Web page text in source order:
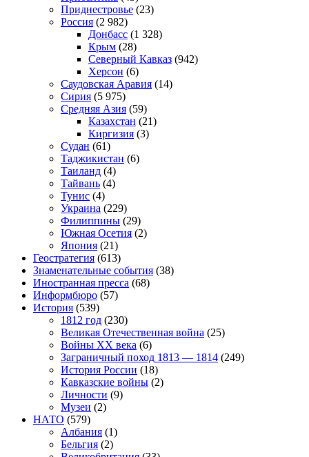
Приднестровье (23)
Россия (2 982)
Донбасс (1 328)
Крым (28)
Северный Кавказ (942)
Херсон (6)
Саудовская Аравия (14)
Сирия (5 975)
Средняя Азия (59)
Казахстан (21)
Киргизия (3)
Судан (61)
Таджикистан (6)
Таиланд (4)
Тайвань (4)
Тунис (4)
Украина (229)
Филиппины (29)
Южная Осетия (2)
Япония (21)
Геостратегия (613)
Знаменательные события (38)
Иностранная пресса (68)
Информбюро (57)
История (539)
1812 год (230)
Великая Отечественная война (25)
Войны XX века (6)
Заграничный поход 1813 — 1814 (249)
История России (18)
Кавказские войны (2)
Личности (9)
Музеи (2)
НАТО (579)
Албания (1)
Бельгия (2)